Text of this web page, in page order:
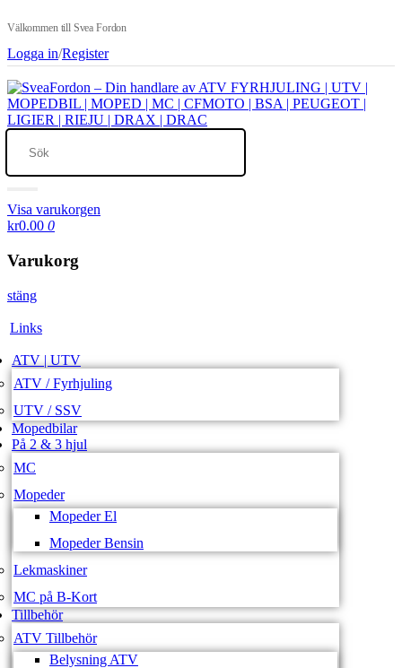
Välkommen till Svea Fordon
Logga in/Register
Visa varukorgen
kr0.00 0
Varukorg
stäng
Links
ATV | UTV
ATV / Fyrhjuling
UTV / SSV
Mopedbilar
På 2 & 3 hjul
MC
Mopeder
Mopeder El
Mopeder Bensin
Lekmaskiner
MC på B-Kort
Tillbehör
ATV Tillbehör
Belysning ATV